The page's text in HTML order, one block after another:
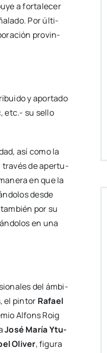
a for­ta­le­cer
Por últi­
pro­vin­
y apor­ta­do
etc.- su sello
así como la
tra­vés de aper­tu­
en que la
des­de
por su
en una
del ámbi­
el pin­tor Rafael
Alfons Roig
José María Ytu­
Oli­ver, figu­ra